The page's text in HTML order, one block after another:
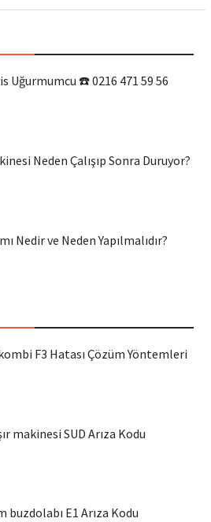
Uğurmumcu ☎️ 0216 471 59 56
Neden Çalışıp Sonra Duruyor?
Nedir ve Neden Yapılmalıdır?
F3 Hatası Çözüm Yöntemleri
makinesi SUD Arıza Kodu
buzdolabı E1 Arıza Kodu